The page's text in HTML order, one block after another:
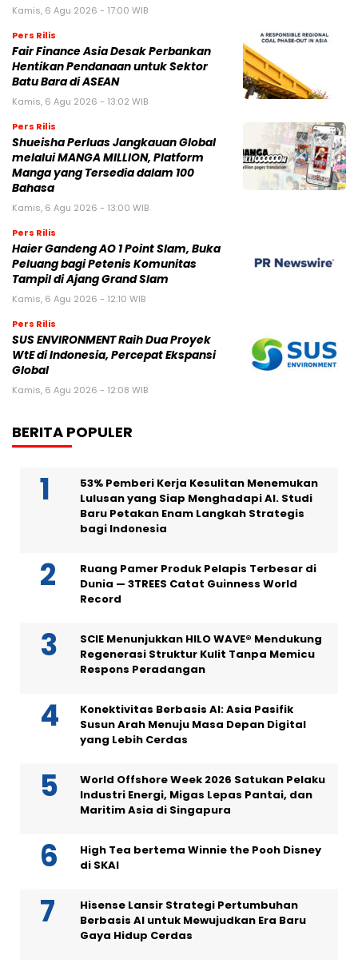
Kamis, 6 Agu 2026 - 17:00 WIB
Pers Rilis
Fair Finance Asia Desak Perbankan
Hentikan Pendanaan untuk Sektor
Batu Bara di ASEAN
Kamis, 6 Agu 2026 - 13:02 WIB
Pers Rilis
Shueisha Perluas Jangkauan Global
melalui MANGA MILLION, Platform
Manga yang Tersedia dalam 100
Bahasa
Kamis, 6 Agu 2026 - 13:00 WIB
Pers Rilis
Haier Gandeng AO 1 Point Slam, Buka
Peluang bagi Petenis Komunitas
Tampil di Ajang Grand Slam
Kamis, 6 Agu 2026 - 12:10 WIB
Pers Rilis
SUS ENVIRONMENT Raih Dua Proyek
WtE di Indonesia, Percepat Ekspansi
Global
Kamis, 6 Agu 2026 - 12:08 WIB
BERITA POPULER
53% Pemberi Kerja Kesulitan Menemukan
Lulusan yang Siap Menghadapi AI. Studi
Baru Petakan Enam Langkah Strategis
bagi Indonesia
Ruang Pamer Produk Pelapis Terbesar di
Dunia — 3TREES Catat Guinness World
Record
SCIE Menunjukkan HILO WAVE® Mendukung
Regenerasi Struktur Kulit Tanpa Memicu
Respons Peradangan
Konektivitas Berbasis AI: Asia Pasifik
Susun Arah Menuju Masa Depan Digital
yang Lebih Cerdas
World Offshore Week 2026 Satukan Pelaku
Industri Energi, Migas Lepas Pantai, dan
Maritim Asia di Singapura
High Tea bertema Winnie the Pooh Disney
di SKAI
Hisense Lansir Strategi Pertumbuhan
Berbasis AI untuk Mewujudkan Era Baru
Gaya Hidup Cerdas